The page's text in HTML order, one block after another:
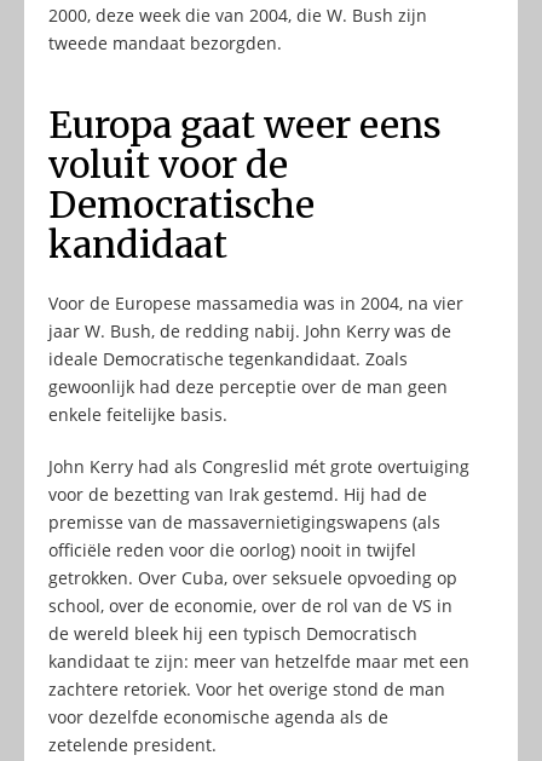
2000, deze week die van 2004, die W. Bush zijn
tweede mandaat bezorgden.
Europa gaat weer eens
voluit voor de
Democratische
kandidaat
Voor de Europese massamedia was in 2004, na vier
jaar W. Bush, de redding nabij. John Kerry was de
ideale Democratische tegenkandidaat. Zoals
gewoonlijk had deze perceptie over de man geen
enkele feitelijke basis.
John Kerry had als Congreslid mét grote overtuiging
voor de bezetting van Irak gestemd. Hij had de
premisse van de massavernietigingswapens (als
officiële reden voor die oorlog) nooit in twijfel
getrokken. Over Cuba, over seksuele opvoeding op
school, over de economie, over de rol van de VS in
de wereld bleek hij een typisch Democratisch
kandidaat te zijn: meer van hetzelfde maar met een
zachtere retoriek. Voor het overige stond de man
voor dezelfde economische agenda als de
zetelende president.